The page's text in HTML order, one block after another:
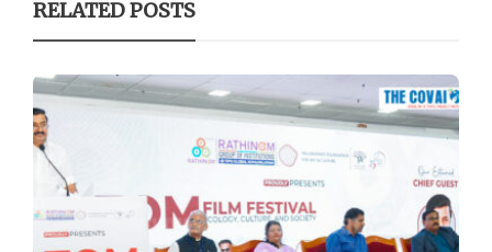
RELATED POSTS